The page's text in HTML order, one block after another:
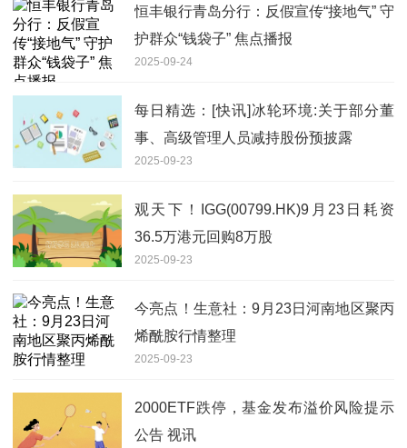
恒丰银行青岛分行：反假宣传“接地气” 守
护群众“钱袋子” 焦点播报
2025-09-24
每日精选：[快讯]冰轮环境:关于部分董
事、高级管理人员减持股份预披露
2025-09-23
观天下！IGG(00799.HK)9月23日耗资
36.5万港元回购8万股
2025-09-23
今亮点！生意社：9月23日河南地区聚丙
烯酰胺行情整理
2025-09-23
2000ETF跌停，基金发布溢价风险提示
公告 视讯